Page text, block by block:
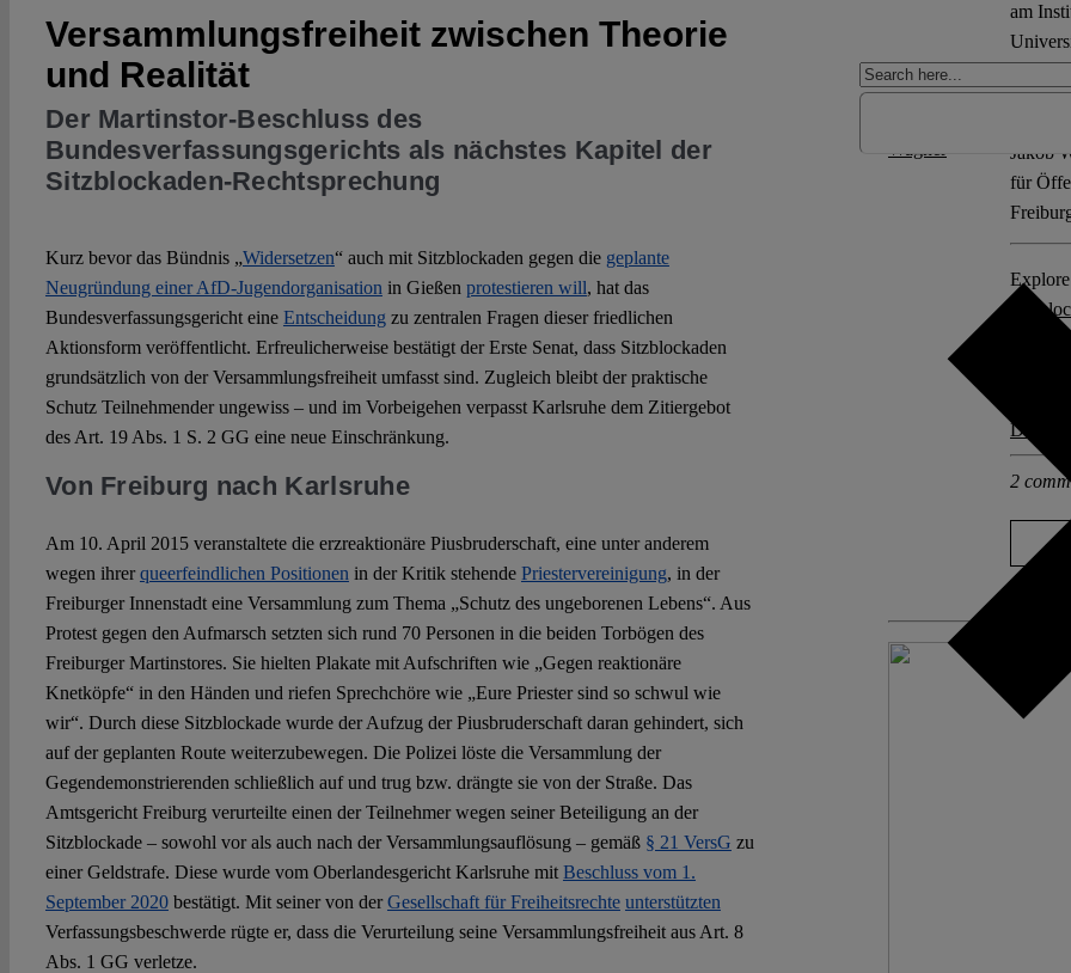
Versammlungsfreiheit zwischen Theorie
und Realität
Der Martinstor-Beschluss des
Bundesverfassungsgerichts als nächstes Kapitel der
Sitzblockaden-Rechtsprechung
Kurz bevor das Bündnis „Widersetzen“ auch mit Sitzblockaden gegen die geplante
Neugründung einer AfD-Jugendorganisation in Gießen protestieren will, hat das
Bundesverfassungsgericht eine Entscheidung zu zentralen Fragen dieser friedlichen
Aktionsform veröffentlicht. Erfreulicherweise bestätigt der Erste Senat, dass Sitzblockaden
grundsätzlich von der Versammlungsfreiheit umfasst sind. Zugleich bleibt der praktische
Schutz Teilnehmender ungewiss ‒ und im Vorbeigehen verpasst Karlsruhe dem Zitiergebot
des Art. 19 Abs. 1 S. 2 GG eine neue Einschränkung.
Von Freiburg nach Karlsruhe
Am 10. April 2015 veranstaltete die erzreaktionäre Piusbruderschaft, eine unter anderem
wegen ihrerqueerfeindlichen Positionen in der Kritik stehende Priestervereinigung, in der
Freiburger Innenstadt eine Versammlung zum Thema „Schutz des ungeborenen Lebens“. Aus
Protest gegen den Aufmarsch setzten sich rund 70 Personen in die beiden Torbögen des
Freiburger Martinstores. Sie hielten Plakate mit Aufschriften wie „Gegen reaktionäre
Knetköpfe“ in den Händen und riefen Sprechchöre wie „Eure Priester sind so schwul wie
wir“. Durch diese Sitzblockade wurde der Aufzug der Piusbruderschaft daran gehindert, sich
auf der geplanten Route weiterzubewegen. Die Polizei löste die Versammlung der
Gegendemonstrierenden schließlich auf und trug bzw. drängte sie von der Straße. Das
Amtsgericht Freiburg verurteilte einen der Teilnehmer wegen seiner Beteiligung an der
Sitzblockade – sowohl vor als auch nach der Versammlungsauflösung – gemäß § 21 VersG zu
einer Geldstrafe. Diese wurde vom Oberlandesgericht Karlsruhe mit Beschluss vom 1.
September 2020bestätigt. Mit seiner von derGesellschaft für Freiheitsrechte unterstützten
Verfassungsbeschwerde rügte er, dass die Verurteilung seine Versammlungsfreiheit aus Art. 8
Abs. 1 GG verletze.
am
Jakob
für
Other
2